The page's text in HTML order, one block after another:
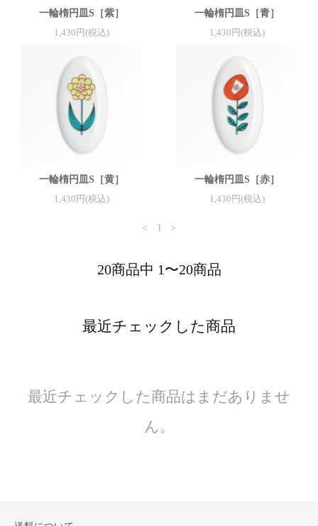
一輪楕円皿S［紫］
1,430円(税込)
一輪楕円皿S［青］
1,430円(税込)
一輪楕円皿S［黄］
1,430円(税込)
一輪楕円皿S［赤］
1,430円(税込)
< 1 >
20商品中 1〜20商品
最近チェックした商品
最近チェックした商品はまだありませ
ん。